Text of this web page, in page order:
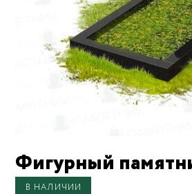
Фигурный
В НАЛИЧИИ